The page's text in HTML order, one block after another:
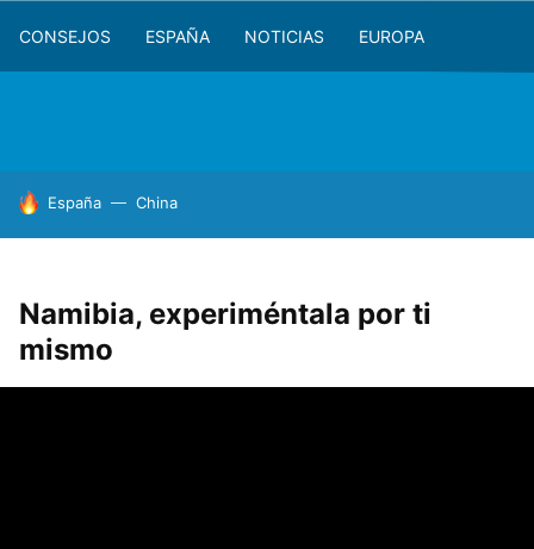
CONSEJOS ESPAÑA NOTICIAS EUROPA
HOY SE HABLA DE
España China
Namibia, experiméntala por ti
mismo